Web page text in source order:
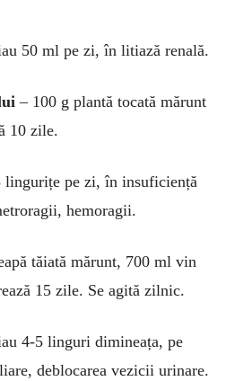
50 ml pe zi, în litiază renală.
– 100 g plan­tă to­cată mărunt
10 zile.
lin­­­gurițe pe zi, în insuficiență
hemoragii.
tăiată mărunt, 700 ml vin
15 zile. Se agi­tă zilnic.
4-5 linguri dimi­neața, pe
de­blo­carea vezicii urinare.